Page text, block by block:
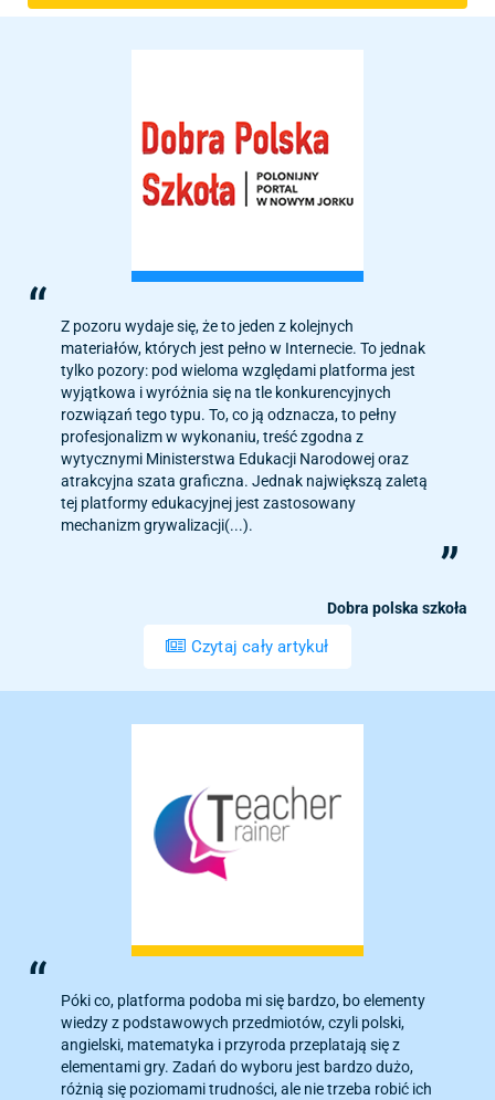
Z pozoru wydaje się, że to jeden z kolejnych
materiałów, których jest pełno w Internecie. To jednak
tylko pozory: pod wieloma względami platforma jest
wyjątkowa i wyróżnia się na tle konkurencyjnych
rozwiązań tego typu. To, co ją odznacza, to pełny
profesjonalizm w wykonaniu, treść zgodna z
wytycznymi Ministerstwa Edukacji Narodowej oraz
atrakcyjna szata graficzna. Jednak największą zaletą
tej platformy edukacyjnej jest zastosowany
mechanizm grywalizacji(...).
Dobra polska szkoła
Czytaj cały artykuł
Póki co, platforma podoba mi się bardzo, bo elementy
wiedzy z podstawowych przedmiotów, czyli polski,
angielski, matematyka i przyroda przeplatają się z
elementami gry. Zadań do wyboru jest bardzo dużo,
różnią się poziomami trudności, ale nie trzeba robić ich